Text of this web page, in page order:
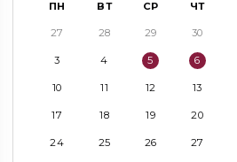
ПН ВТ СР ЧТ
27 28 29 30
3 4 5 6
10 11 12 13
17 18 19 20
24 25 26 27